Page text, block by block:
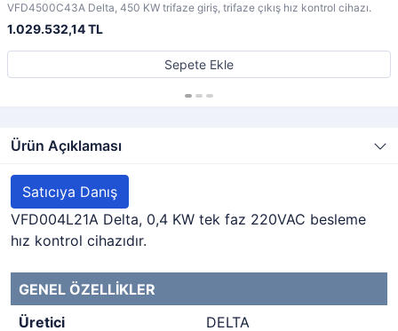
VFD4500C43A Delta, 450 KW trifaze giriş, trifaze çıkış hız kontrol cihazı.
1.029.532,14 TL
Sepete Ekle
Ürün Açıklaması
Satıcıya Danış
VFD004L21A Delta, 0,4 KW tek faz 220VAC besleme
hız kontrol cihazıdır.
GENEL ÖZELLİKLER
Üretici
DELTA